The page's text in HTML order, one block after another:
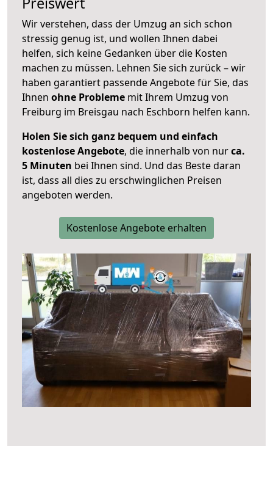
Wir verstehen, dass der Umzug an sich schon
stressig genug ist, und wollen Ihnen dabei
helfen, sich keine Gedanken über die Kosten
machen zu müssen. Lehnen Sie sich zurück – wir
haben garantiert passende Angebote für Sie, das
Ihnen ohne Probleme mit Ihrem Umzug von
Freiburg im Breisgau nach Eschborn helfen kann.
Holen Sie sich ganz bequem und einfach
kostenlose Angebote, die innerhalb von nurca.
5 Minuten bei Ihnen sind. Und das Beste daran
ist, dass all dies zu erschwinglichen Preisen
angeboten werden.
Kostenlose Angebote erhalten